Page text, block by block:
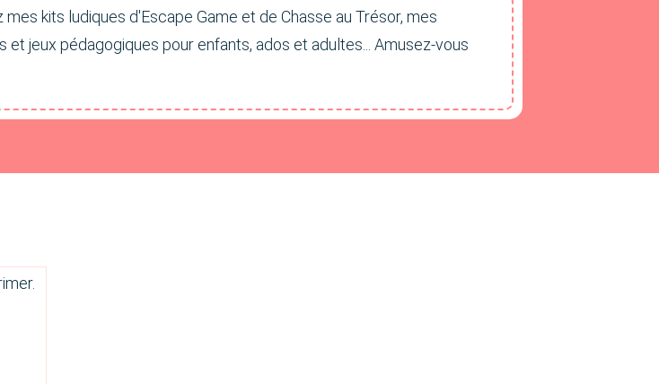
kits ludiques d'Escape Game et de Chasse au Trésor, mes
jeux pédagogiques pour enfants, ados et adultes... Amusez-vous